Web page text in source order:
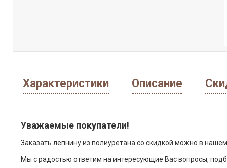
Характеристики Описание
Уважаемые покупатели!
Заказать лепнину из полиуретана со скидкой можно в
Мы с радостью ответим на интересующие Вас вопросы,